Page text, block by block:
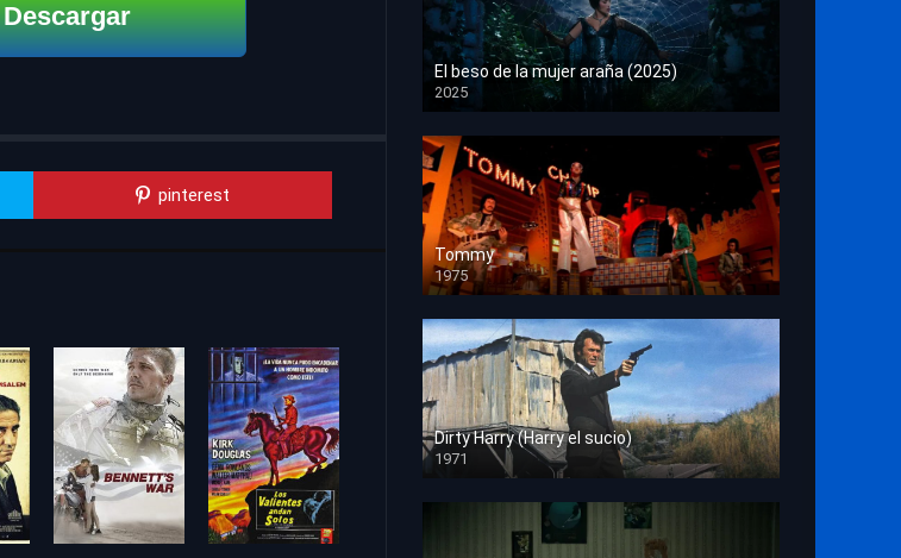
Descargar
pinterest
El beso de la mujer araña (2025)
2025
HD 1080p
Tommy
1975
HD 1080p
Dirty Harry (Harry el sucio)
1971
HD 1080p